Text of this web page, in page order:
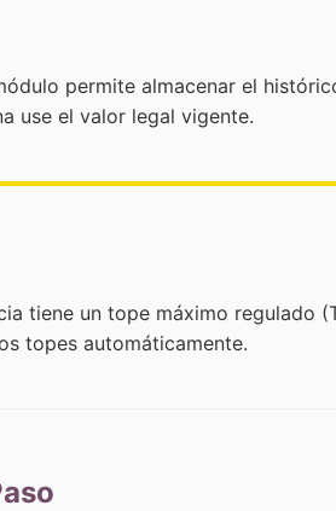
permite almacenar el
use el valor legal vigente.
tiene un tope máximo regulado
topes automáticamente.